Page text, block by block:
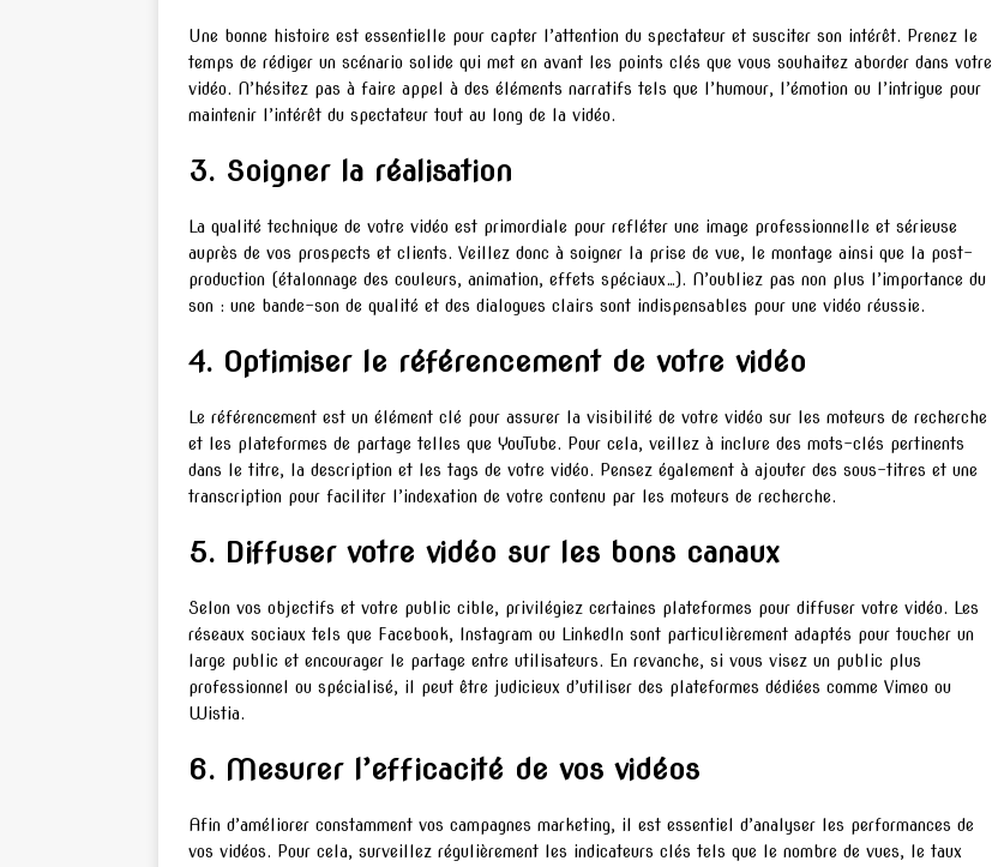
Une bonne histoire est essentielle pour capter l’attention du spectateur et susciter son intérêt. Prenez le
temps de rédiger un scénario solide qui met en avant les points clés que vous souhaitez aborder dans votre
vidéo. N’hésitez pas à faire appel à des éléments narratifs tels que l’humour, l’émotion ou l’intrigue pour
maintenir l’intérêt du spectateur tout au long de la vidéo.
3. Soigner la réalisation
La qualité technique de votre vidéo est primordiale pour refléter une image professionnelle et sérieuse
auprès de vos prospects et clients. Veillez donc à soigner la prise de vue, le montage ainsi que la post-
production (étalonnage des couleurs, animation, effets spéciaux…). N’oubliez pas non plus l’importance du
son : une bande-son de qualité et des dialogues clairs sont indispensables pour une vidéo réussie.
4. Optimiser le référencement de votre vidéo
Le référencement est un élément clé pour assurer la visibilité de votre vidéo sur les moteurs de recherche
et les plateformes de partage telles que YouTube. Pour cela, veillez à inclure des mots-clés pertinents
dans le titre, la description et les tags de votre vidéo. Pensez également à ajouter des sous-titres et une
transcription pour faciliter l’indexation de votre contenu par les moteurs de recherche.
5. Diffuser votre vidéo sur les bons canaux
Selon vos objectifs et votre public cible, privilégiez certaines plateformes pour diffuser votre vidéo. Les
réseaux sociaux tels que Facebook, Instagram ou LinkedIn sont particulièrement adaptés pour toucher un
large public et encourager le partage entre utilisateurs. En revanche, si vous visez un public plus
professionnel ou spécialisé, il peut être judicieux d’utiliser des plateformes dédiées comme Vimeo ou
Wistia.
6. Mesurer l’efficacité de vos vidéos
Afin d’améliorer constamment vos campagnes marketing, il est essentiel d’analyser les performances de
vos vidéos. Pour cela, surveillez régulièrement les indicateurs clés tels que le nombre de vues, le taux